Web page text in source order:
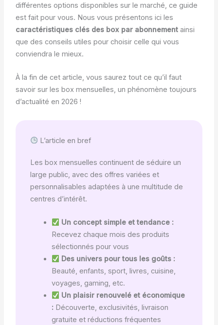
différentes options disponibles sur le marché, ce guide
est fait pour vous. Nous vous présentons ici les
caractéristiques clés des box par abonnementainsi
que des conseils utiles pour choisir celle qui vous
conviendra le mieux.
À la fin de cet article, vous saurez tout ce qu’il faut
savoir sur les box mensuelles, un phénomène toujours
d’actualité en 2026 !
L’article en bref
Les box mensuelles continuent de séduire un
large public, avec des offres variées et
personnalisables adaptées à une multitude de
centres d’intérêt.
Un concept simple et tendance :
Recevez chaque mois des produits
sélectionnés pour vous
Des univers pour tous les goûts :
Beauté, enfants, sport, livres, cuisine,
voyages, gaming, etc.
Un plaisir renouvelé et économique
: Découverte, exclusivités, livraison
gratuite et réductions fréquentes